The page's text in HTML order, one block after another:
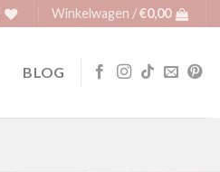
Winkelwagen /€0,00
BLOG